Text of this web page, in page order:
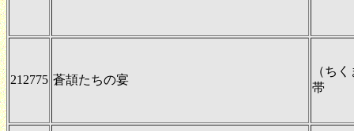
212775 蒼頡たちの宴
（ち
帯